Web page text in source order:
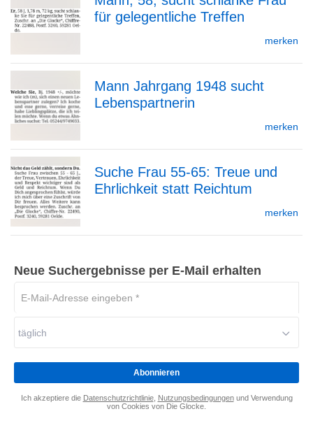
zur
Detailseite
für gelegentliche Treffen
merken
zur
Detailseite
Mann Jahrgang 1948 sucht
Lebenspartnerin
merken
zur
Suche Frau 55-65: Treue und
Ehrlichkeit statt Reichtum
merken
Neue Suchergebnisse per E-Mail erhalten
Adresse
*
täglich
Abonnieren
Ich akzeptiere die Datenschutzrichtlinie, Nutzungsbedingungenund Verwendung
von Cookies von Die Glocke.